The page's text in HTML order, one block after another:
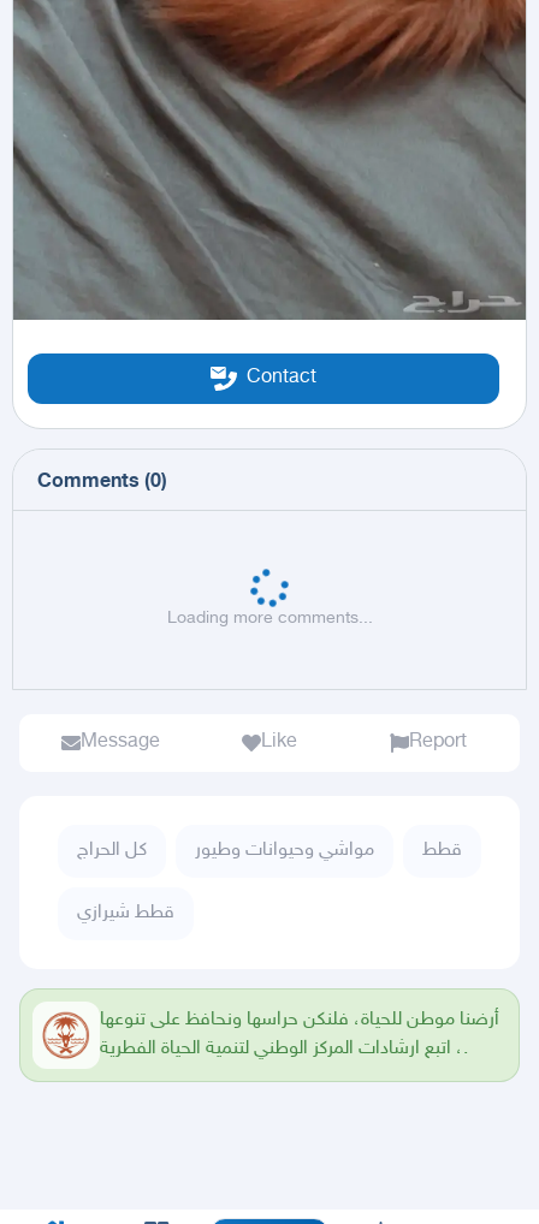
Contact
Comments (0)
Loading more comments...
Message Like Report
كل الحراج مواشي وحيوانات وطيور قطط
قطط شيرازي
أرضنا موطن للحياة، فلنكن حراسها ونحافظ على تنوعها
، اتبع ارشادات المركز الوطني لتنمية الحياة الفطرية.